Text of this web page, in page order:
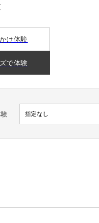
け体験
で体験